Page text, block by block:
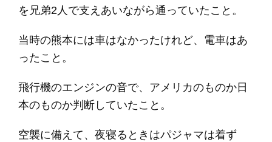
を兄弟2人で支えあいながら通っていたこと。
当時の熊本には車はなかったけれど、電車はあ
ったこと。
飛行機のエンジンの音で、アメリカのものか日
本のものか判断していたこと。
空襲に備えて、夜寝るときはパジャマは着ず